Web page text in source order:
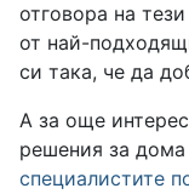
отговора на
от най-
си така, че да
А за още
решения за
специалистите